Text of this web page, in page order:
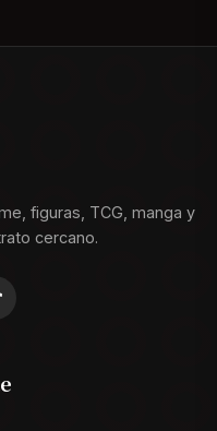
figuras, TCG, manga y
cercano.